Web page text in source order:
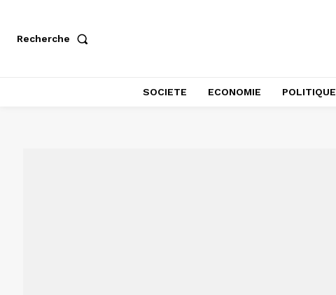
Recherche
SOCIETE ECONOMIE POLITIQUE